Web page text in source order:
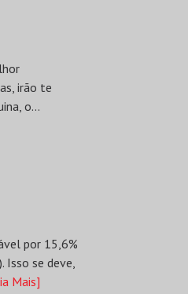
irão te
o...
por 15,6%
Isso se deve,
Mais]